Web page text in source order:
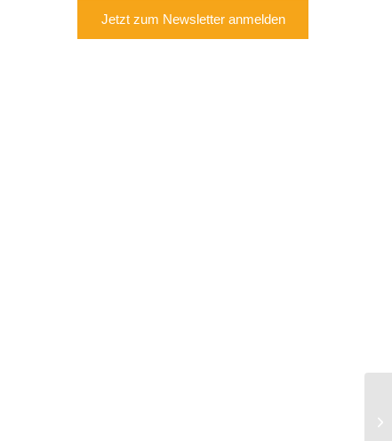
Jetzt zum Newsletter anmelden